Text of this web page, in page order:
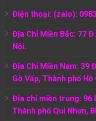
Điện thoại: (zalo):
Địa Chỉ Miền Bắc: 77
Nội.
Địa Chỉ Miền Nam: 39
Gò Vấp, Thành phố Hồ
Địa chỉ miền trung: 96
Thành phố Qui Nhơn,